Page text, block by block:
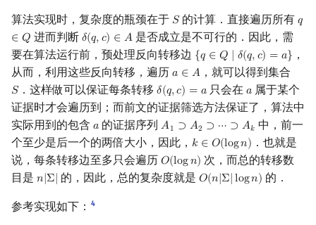
算法实现时，复杂度的瓶颈在于 𝑆
S的计算．直接遍历所有𝑞
∈ 𝑄
q
进而判断 𝛿(𝑞,𝑐) ∈ 𝐴
δ(q, c) ∈A
是否成立是不可行的．因此，需
要在算法运行前，预处理反向转移边 {𝑞 ∈ 𝑄 ∣ 𝛿(𝑞,𝑐) = 𝑎}
{q∈Q∣δ q,c)=a
，
从而，利用这些反向转移，遍历 𝑎 ∈ 𝐴
a ∈A ，就可以得到集合
𝑆
S．这样做可以保证每条转移𝛿(𝑞,𝑐) = 𝑎
δ(q,c) =a 只会在 𝑎
a 属于某个
证据时才会遍历到；而前文的证据筛选方法保证了，算法中
实际用到的包含 𝑎
a 的证据序列𝐴1 ⊃ 𝐴2 ⊃ ⋯ ⊃ 𝐴𝑘
A1⊃A 2⊃ ⋯⊃A k
中，前一
个至少是后一个的两倍大小，因此， 𝑘 ∈ 𝑂(log𝑛)
k ∈O(logn)
．也就是
说，每条转移边至多只会遍历 𝑂(log𝑛)
O(logn) 次，而总的转移数
目是 𝑛|Σ|
n Σ| 的，因此，总的复杂度就是𝑂(𝑛|Σ|log𝑛)
O(n| Σ| logn) 的．
参考实现如下： 4